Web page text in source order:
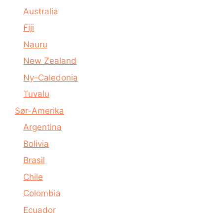
Australia
Fiji
Nauru
New Zealand
Ny-Caledonia
Tuvalu
Sør-Amerika
Argentina
Bolivia
Brasil
Chile
Colombia
Ecuador